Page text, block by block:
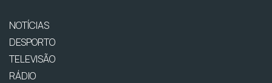
NOTÍCIAS
DESPORTO
TELEVISÃO
RÁDIO